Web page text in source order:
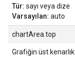
Tür: sayı veya dize
Varsayılan: auto
chartArea.top
Grafiğin üst